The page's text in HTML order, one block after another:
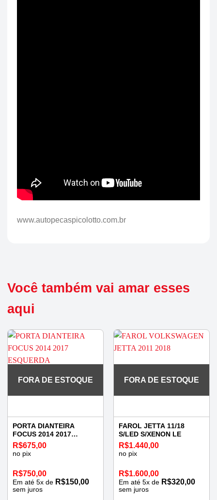
www.autopecaspicolotto.com.br
Você também vai amar esses
aqui
FORA DE ESTOQUE
PORTA DIANTEIRA
FOCUS 2014 2017
ESQUERDA
R$675,00
no pix
R$750,00
Em até 5x de R$150,00
sem juros
FORA DE ESTOQUE
FAROL JETTA 11/18
S/LED S/XENON LE
R$1.440,00
no pix
R$1.600,00
Em até 5x de R$320,00
sem juros